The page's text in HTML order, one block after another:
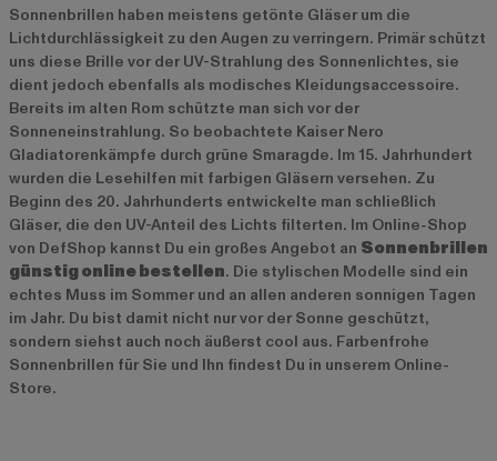
Sonnenbrillen haben meistens getönte Gläser um die
Lichtdurchlässigkeit zu den Augen zu verringern. Primär schützt
uns diese Brille vor der UV-Strahlung des Sonnenlichtes, sie
dient jedoch ebenfalls als modisches Kleidungsaccessoire.
Bereits im alten Rom schützte man sich vor der
Sonneneinstrahlung. So beobachtete Kaiser Nero
Gladiatorenkämpfe durch grüne Smaragde. Im 15. Jahrhundert
wurden die Lesehilfen mit farbigen Gläsern versehen. Zu
Beginn des 20. Jahrhunderts entwickelte man schließlich
Gläser, die den UV-Anteil des Lichts filterten. Im Online-Shop
von DefShop kannst Du ein großes Angebot an Sonnenbrillen
günstig online bestellen. Die stylischen Modelle sind ein
echtes Muss im Sommer und an allen anderen sonnigen Tagen
im Jahr. Du bist damit nicht nur vor der Sonne geschützt,
sondern siehst auch noch äußerst cool aus. Farbenfrohe
Sonnenbrillen für Sie und Ihn findest Du in unserem Online-
Store.